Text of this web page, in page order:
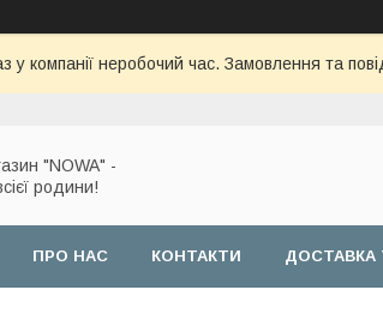
у компанії неробочий час. Замовлення та
"NOWA" -
родини!
ПРО НАС КОНТАКТИ ДОСТАВКА